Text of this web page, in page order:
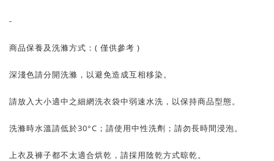
-
商品保養及洗滌方式：( 僅供參考 )
深淺色請分開洗滌，以避免造成互相移染。
請放入大小適中之細網洗衣袋中弱速水洗，以保持商品型態。
洗滌時水溫請低於30°C；請使用中性洗劑；請勿長時間浸泡。
上衣及褲子都不太適合烘乾，請採用陰乾方式晾乾。